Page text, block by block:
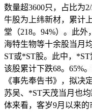
数量超3600只，占比为
牛股为上纬新材，累计
堂（218。94%）。此外
海特生物等十余股当月
ST或*ST股。此中，*ST
该股累计下跌68。65%
《事先奉告书》，拟决
苏吴、*ST天茂当月也
体来看，客岁9月以来